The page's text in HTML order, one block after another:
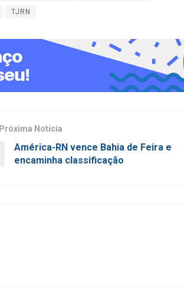
TJRN
Próxima Notícia
América-RN vence Bahia de Feira e
encaminha classificação